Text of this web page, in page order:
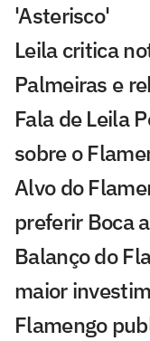
'Asterisco'
Leila critica
Palmeiras e
Fala de Leila
sobre o
Alvo do
preferir Boca
Balanço do
maior
Flamengo